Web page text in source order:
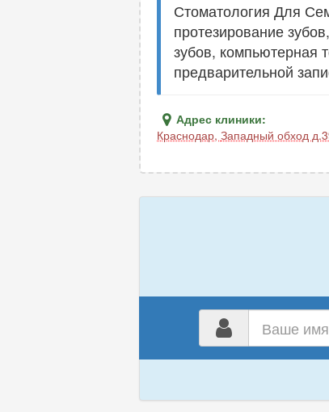
Стоматология Для
протезирование
зубов, компьютерная
предварительной
Адрес клиники:
Краснодар, Западный обход